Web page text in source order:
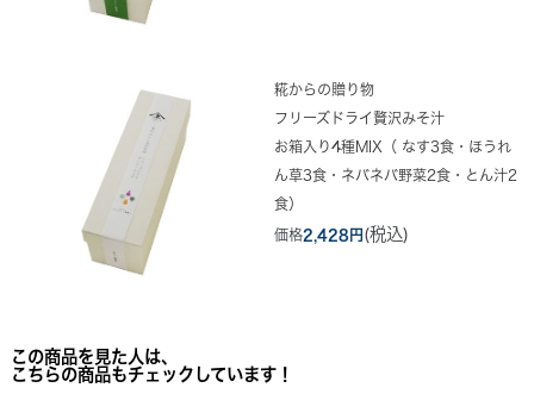
糀からの贈り物
フリーズドライ贅沢みそ汁
お箱入り4種MIX（ なす3食・ほうれ
ん草3食・ネバネバ野菜2食・とん汁2
食）
価格2,428円 (税込)
この商品を見た人は、
こちらの商品もチェックしています！